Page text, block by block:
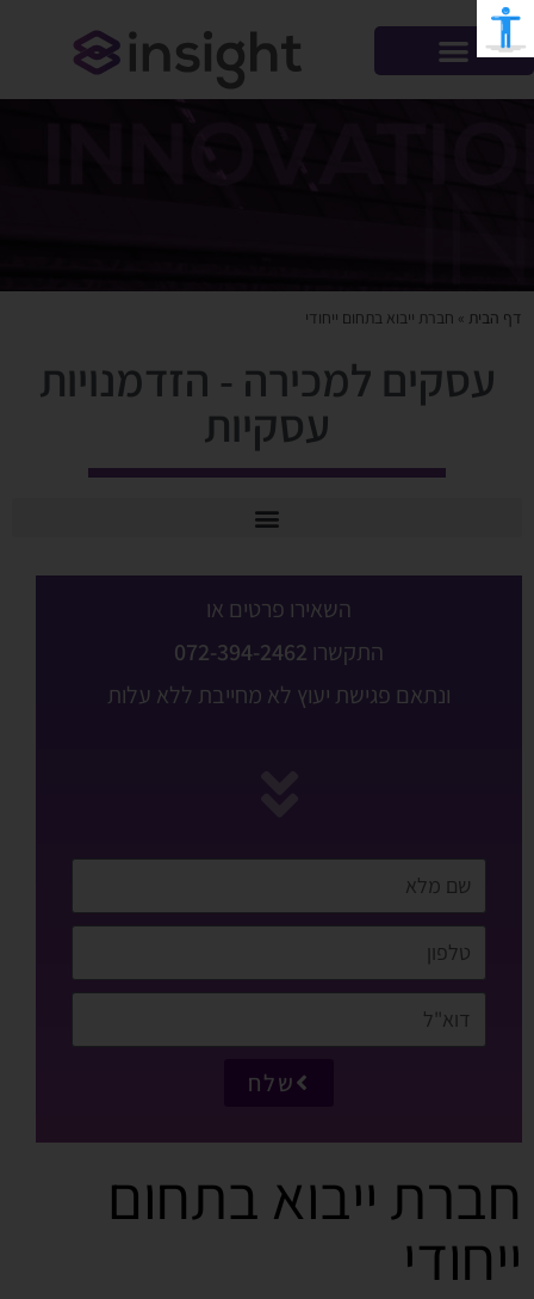
דף הבית » חברת ייבוא בתחום ייחודי
עסקים למכירה - הזדמנויות
עסקיות
השאירו פרטים או
התקשרו 072-394-2462
ונתאם פגישת יעוץ לא מחייבת ללא עלות
שלח
חברת ייבוא בתחום
ייחודי